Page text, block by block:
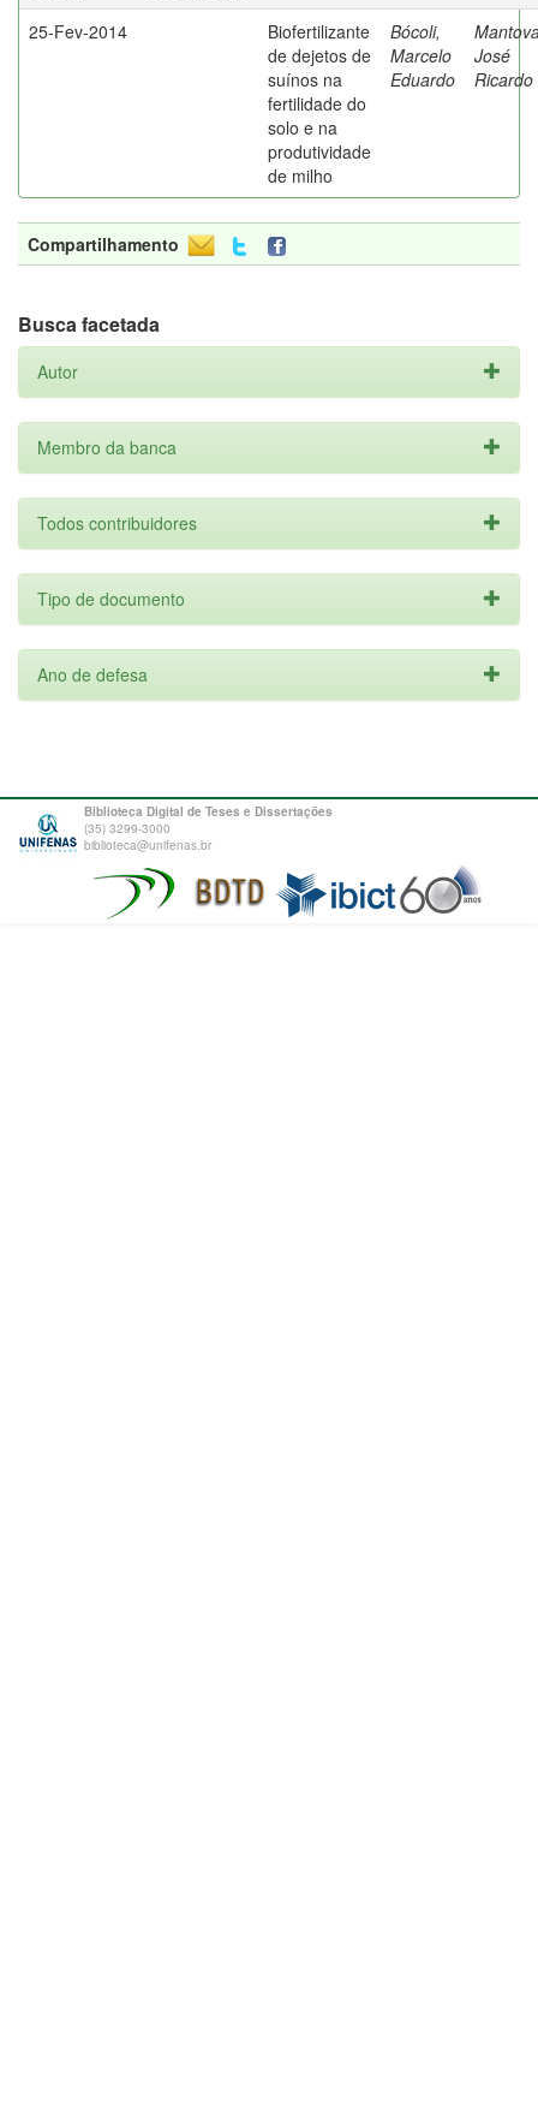
25-Fev-2014
Biofertilizante
de dejetos de
suínos na
fertilidade do
solo e na
produtividade
de milho
Bócoli,
Marcelo
Eduardo
José
Ricardo
Compartilhamento
Busca facetada
Autor
Membro da banca
Todos contribuidores
Tipo de documento
Ano de defesa
Biblioteca Digital de Teses e Dissertações
(35) 3299-3000
biblioteca@unifenas.br